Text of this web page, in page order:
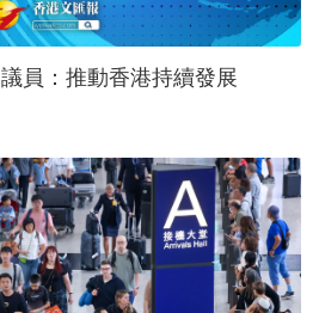
回港後更好履行職責 議員：推動香港持續發展